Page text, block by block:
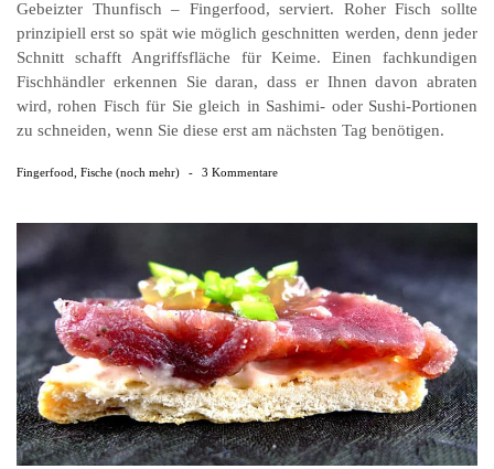
Gebeizter Thunfisch – Fingerfood, serviert. Roher Fisch sollte
prinzipiell erst so spät wie möglich geschnitten werden, denn jeder
Schnitt schafft Angriffsfläche für Keime. Einen fachkundigen
Fischhändler erkennen Sie daran, dass er Ihnen davon abraten
wird, rohen Fisch für Sie gleich in Sashimi- oder Sushi-Portionen
zu schneiden, wenn Sie diese erst am nächsten Tag benötigen.
Fingerfood Fische (noch mehr) - 3 Kommentare